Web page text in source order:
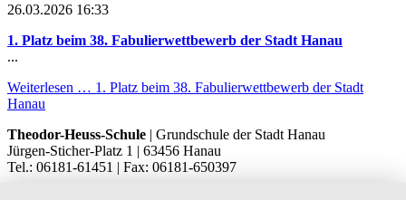
26.03.2026 16:33
1. Platz beim 38. Fabulierwettbewerb der Stadt Hanau
...
Weiterlesen … 1. Platz beim 38. Fabulierwettbewerb der Stadt
Hanau
Theodor-Heuss-Schule | Grundschule der Stadt Hanau
Jürgen-Sticher-Platz 1 | 63456 Hanau
Tel.: 06181-61451 | Fax: 06181-650397